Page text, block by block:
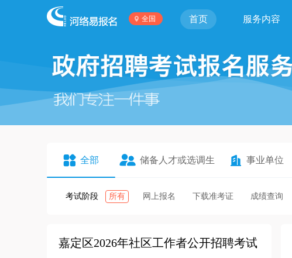
全国 首页 服务内容
全部 储备人才或选调生 事业单位
考试阶段 所有 网上报名 下载准考证 成绩查询
嘉定区2026年社区工作者公开招聘考试